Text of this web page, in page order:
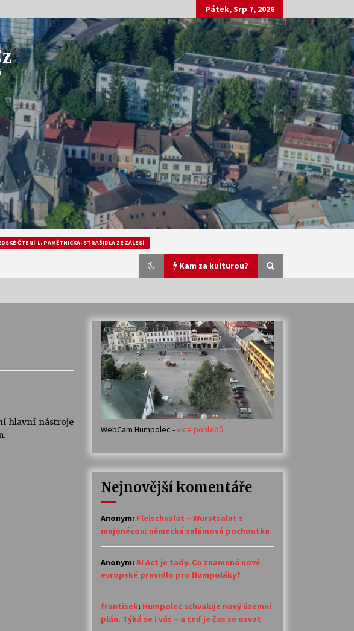
Pátek, Srp 7, 2026
ČTENÍ-L. PAMĚTNICKÁ: STRAŠIDLA ZE ZÁLESÍ
Kam za kulturou?
Veselí muzikanti
30. 7. 2026
Votavžatský ploty
23. 7. 2026
14. 7. 2026
Novenka v
30. 6. 2026
hlavní nástroje
WebCam Humpolec -více pohledů
Nejnovější komentáře
Anonym: Fleischsalat – Wurstsalat s
majonézou: německá salámová pochoutka
Anonym: AI Act je tady. Co znamená nové
evropské pravidlo pro Humpoláky?
frantisek: Humpolec schvaluje nový územní
plán. Týká se i vás – a teď je čas se ozvat